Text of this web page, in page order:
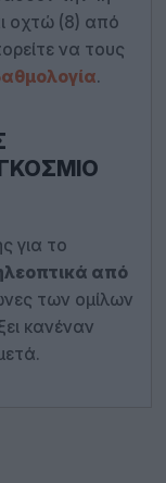
οχτώ (8) από
να τους
.
για το
από
των ομίλων
κανέναν